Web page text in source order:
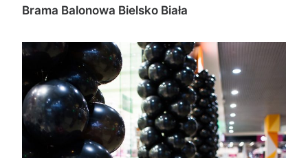
Brama Balonowa Bielsko Biała